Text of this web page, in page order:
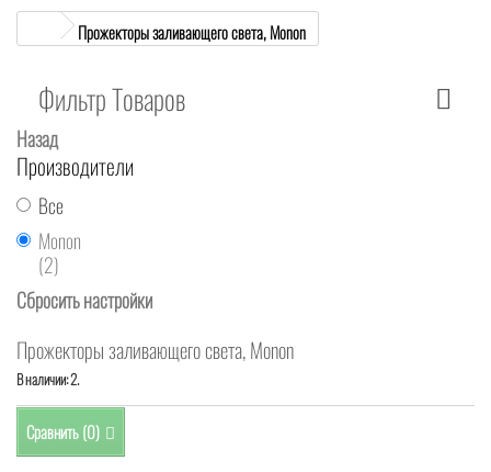
Прожекторы заливающего света, Monon
Фильтр Товаров
Назад
Производители
Все
Monon
(2)
Сбросить настройки
Прожекторы заливающего света, Monon
В наличии: 2.
Сравнить (0)